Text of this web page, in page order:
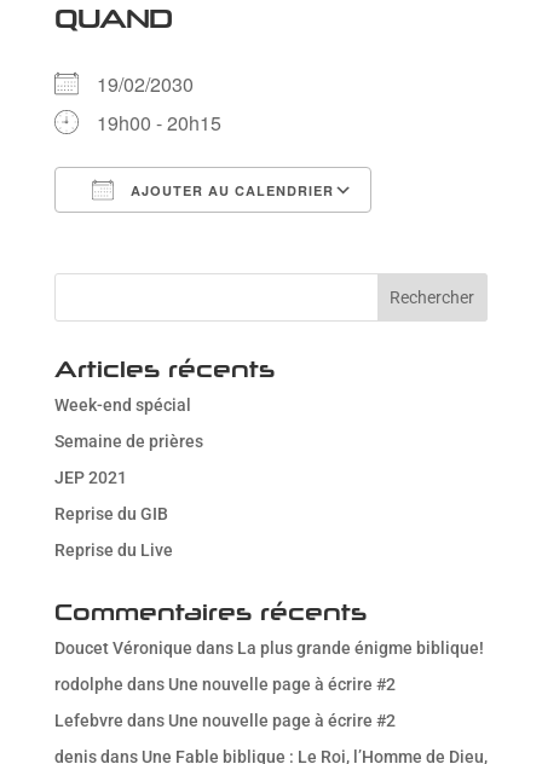
QUAND
19/02/2030
19h00 - 20h15
AJOUTER AU CALENDRIER
Articles récents
Week-end spécial
Semaine de prières
JEP 2021
Reprise du GIB
Reprise du Live
Commentaires récents
Doucet Véronique dans La plus grande énigme biblique!
rodolphe dans Une nouvelle page à écrire #2
Lefebvre dans Une nouvelle page à écrire #2
denisdans Une Fable biblique : Le Roi, l’Homme de Dieu,